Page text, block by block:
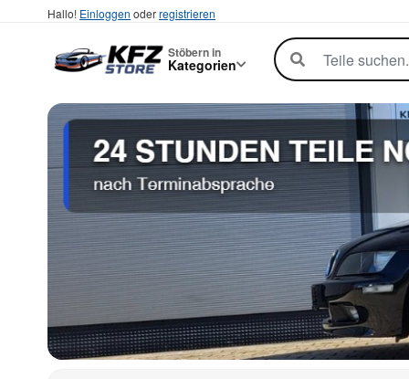
Hallo! Einloggen oderregistrieren
Stöbern in
Kategorien